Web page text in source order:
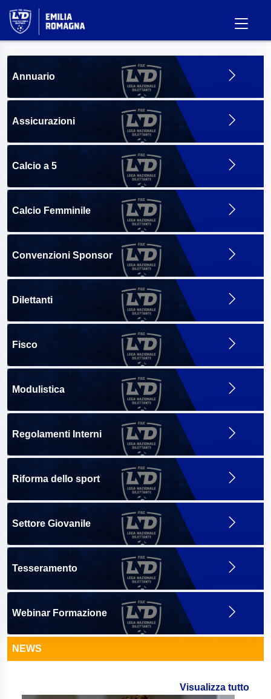
Annuario
Assicurazioni
Calcio a 5
Calcio Femminile
Convenzioni Sponsor
Dilettanti
Fisco
Modulistica
Regolamenti Interni
Riforma dello sport
Settore Giovanile
Tesseramento
Webinar Formazione
NEWS
Visualizza tutto